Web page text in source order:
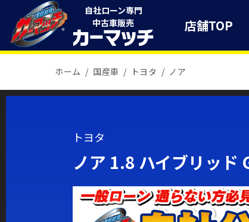
自社ローン専門
中古車販売
店舗TOP
ホーム 国産車 トヨタ ノア
トヨタ
ノア 1.8 ハイブリッド